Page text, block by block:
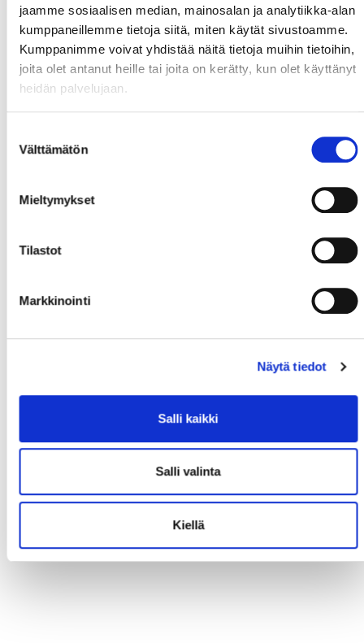
jaamme sosiaalisen median, mainosalan ja analytiikka-alan
kumppaneillemme tietoja siitä, miten käytät sivustoamme.
Kumppanimme voivat yhdistää näitä tietoja muihin tietoihin,
joita olet antanut heille tai joita on kerätty, kun olet käyttänyt
heidän palvelujaan.
valinta
Välttämätön
Mieltymykset
Tilastot
Markkinointi
Näytä tiedot
Salli kaikki
Salli valinta
Kiellä